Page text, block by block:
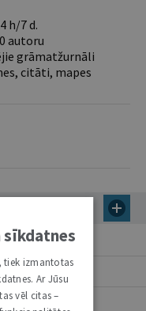
h/7 d.
autoru
grāmatžurnāli
citāti, mapes
tiek izmantotas
Ar Jūsu
vēl citas –